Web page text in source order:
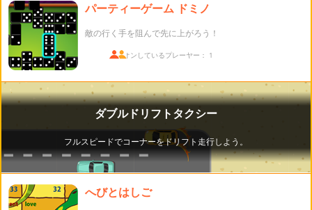
パーティーゲーム ドミノ
敵の行く手を阻んで先に上がろう！
ログオンしているプレーヤー： 1
へびとはしご